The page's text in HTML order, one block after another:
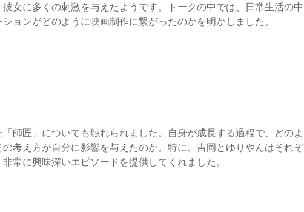
女に多くの刺激を与えたようです。トークの中では、日常生活の中
ョンがどのように映画制作に繋がったのかを明かしました。
師匠」についても触れられました。自身が成長する過程で、どのよ
考え方が自分に影響を与えたのか。特に、吉岡とゆりやんはそれぞ
常に興味深いエピソードを提供してくれました。